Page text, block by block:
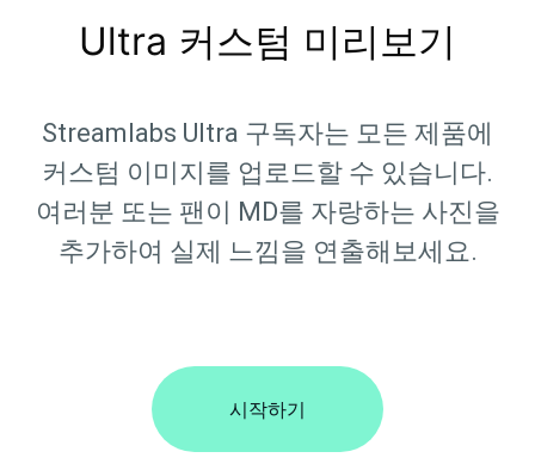
Ultra 커스텀 미리보기
Streamlabs Ultra 구독자는 모든 제품에
커스텀 이미지를 업로드할 수 있습니다.
여러분 또는 팬이 MD를 자랑하는 사진을
추가하여 실제 느낌을 연출해보세요.
시작하기